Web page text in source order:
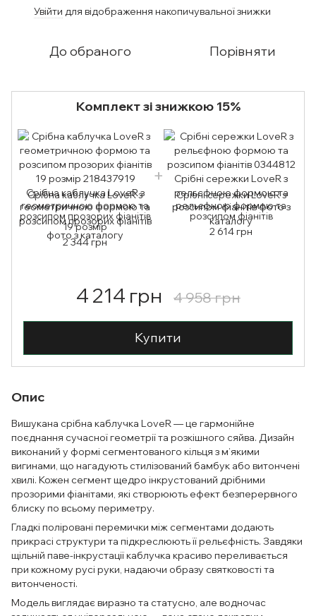
Увійти для відображення накопичувальної знижки
До обраного Порівняти
Комплект зі знижкою 15%
Срібна каблучка LoveR з
геометричною формою та
розсипом прозорих фіанітів
19 розмір
2 344 грн
Срібні сережки LoveR з
рельєфною формою та
розсипом фіанітів
2 614 грн
4 214 грн 4 958 грн
Купити
Опис
Вишукана срібна каблучка LoveR — це гармонійне
поєднання сучасної геометрії та розкішного сяйва. Дизайн
виконаний у формі сегментованого кільця з м’якими
вигинами, що нагадують стилізований бамбук або витончені
хвилі. Кожен сегмент щедро інкрустований дрібними
прозорими фіанітами, які створюють ефект безперервного
блиску по всьому периметру.
Гладкі поліровані перемички між сегментами додають
прикрасі структури та підкреслюють її рельєфність. Завдяки
щільній паве-інкрустації каблучка красиво переливається
при кожному русі руки, надаючи образу святковості та
витонченості.
Модель виглядає виразно та статусно, але водночас